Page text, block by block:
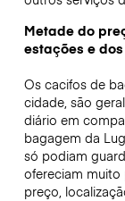
Metade do
estações e
Os cacifos de
cidade, são
diário em
bagagem da
só podiam
ofereciam muito
preço,